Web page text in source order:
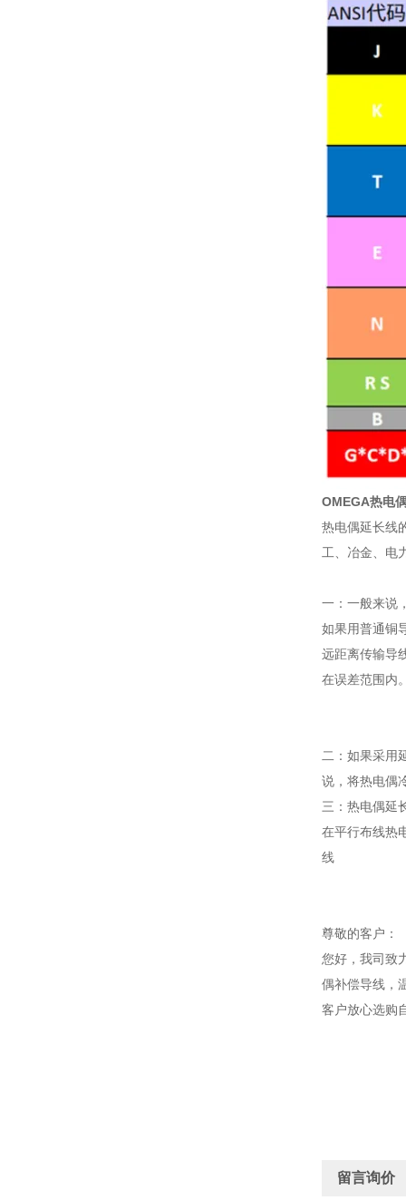
OMEGA热电
热电偶延长线
工、冶金、电
一：一般来说
如果用普通铜
远距离传输导
在误差范围内
二：如果采用
说，将热电偶
三：热电偶延
在平行布线热
线
尊敬的客户：
您好，我司致
偶补偿导线，
客户放心选购
留言询价